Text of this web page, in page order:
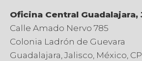
Oficina Central Guadalajara,
Calle Amado Nervo 785
Colonia Ladrón de Guevara
Guadalajara, Jalisco, México,